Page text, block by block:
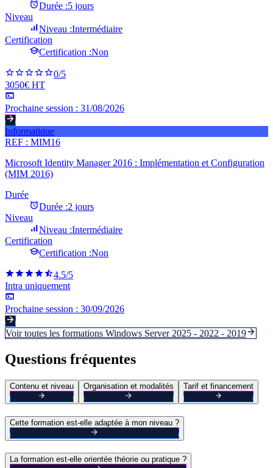
Durée :5 jours
Niveau
Niveau :Intermédiaire
Certification
Certification :Non
0/5
3050€ HT
Prochaine session : 31/08/2026
Informatique
REF : MIM16
Microsoft Identity Manager 2016 : Implémentation et Configuration
(MIM 2016)
Durée
Durée :2 jours
Niveau
Niveau :Intermédiaire
Certification
Certification :Non
4.5/5
Intra uniquement
Prochaine session : 30/09/2026
Voir toutes les formations Windows Server 2025 - 2022 - 2019
Questions fréquentes
Contenu et niveau Organisation et modalités Tarif et financement
Cette formation est-elle adaptée à mon niveau ?
La formation est-elle orientée théorie ou pratique ?